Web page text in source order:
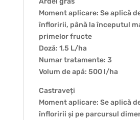
Moment aplicare: Se aplică
înfloririi, până la începutul
primelor fructe
Doză: 1,5 L/ha
Numar tratamente: 3
Volum de apă: 500 l/ha
Castraveți
Moment aplicare: Se aplică
înfloririi și pe parcursul